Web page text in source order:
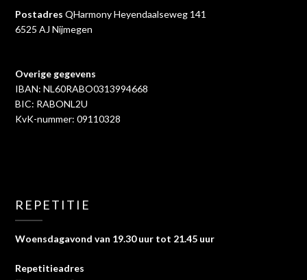
Postadres QHarmony Heyendaalseweg 141
6525 AJ Nijmegen
Overige gegevens
IBAN: NL60RABO0313994668
BIC: RABONL2U
KvK-nummer: 09110328
REPETITIE
Woensdagavond van 19.30 uur tot 21.45 uur
Repetitieadres